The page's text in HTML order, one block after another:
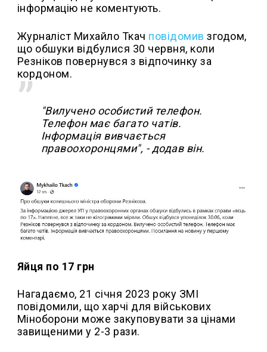
інформацію не коментують.
Журналіст Михайло Ткач повідомив згодом,
що обшуки відбулися 30 червня, коли
Резніков повернувся з відпочинку за
кордоном.
"Вилучено особистий телефон.
Телефон має багато чатів.
Інформація вивчається
правоохоронцями", - додав він.
Яйця по 17 грн
Нагадаємо, 21 січня 2023 року ЗМІ
повідомили, що харчі для військових
Міноборони може закуповувати за цінами
завищеними у 2-3 рази.